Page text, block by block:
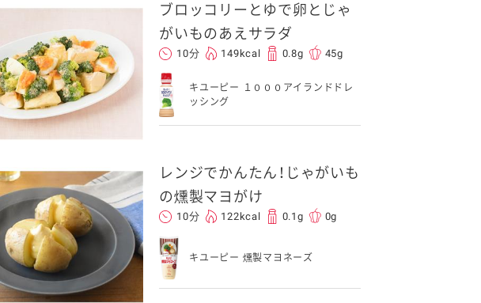
イベント協賛
ブロッコリーとゆで卵とじゃ
がいものあえサラダ
10分 149kcal 0.8g 45g
キユーピー １０００アイランドドレ
ッシング
レンジでかんたん！じゃがいも
の燻製マヨがけ
10分 122kcal 0.1g 0g
キユーピー 燻製マヨネーズ